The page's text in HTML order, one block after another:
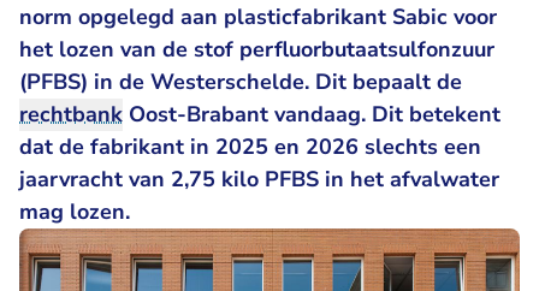
norm opgelegd aan plasticfabrikant Sabic voor
het lozen van de stof perfluorbutaatsulfonzuur
(PFBS) in de Westerschelde. Dit bepaalt de
rechtbank Oost-Brabant vandaag. Dit betekent
dat de fabrikant in 2025 en 2026 slechts een
jaarvracht van 2,75 kilo PFBS in het afvalwater
mag lozen.